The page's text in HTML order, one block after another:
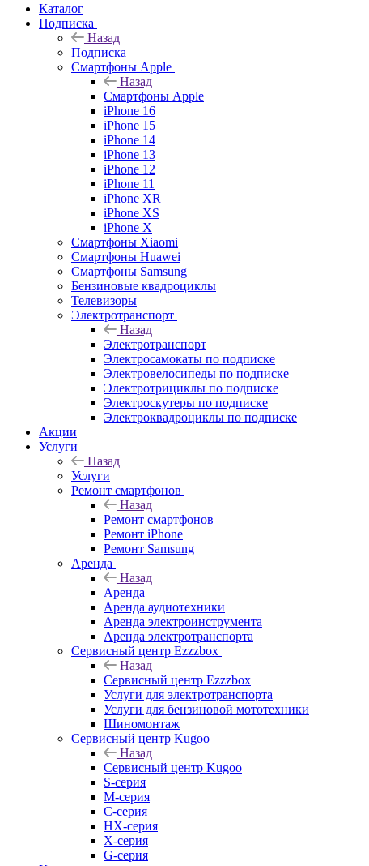
Каталог
Подписка
Назад
Подписка
Смартфоны Apple
Назад
Смартфоны Apple
iPhone 16
iPhone 15
iPhone 14
iPhone 13
iPhone 12
iPhone 11
iPhone XR
iPhone XS
iPhone X
Смартфоны Xiaomi
Смартфоны Huawei
Смартфоны Samsung
Бензиновые квадроциклы
Телевизоры
Электротранспорт
Назад
Электротранспорт
Электросамокаты по подписке
Электровелосипеды по подписке
Электротрициклы по подписке
Электроскутеры по подписке
Электроквадроциклы по подписке
Акции
Услуги
Назад
Услуги
Ремонт смартфонов
Назад
Ремонт смартфонов
Ремонт iPhone
Ремонт Samsung
Аренда
Назад
Аренда
Аренда аудиотехники
Аренда электроинструмента
Аренда электротранспорта
Сервисный центр Ezzzbox
Назад
Сервисный центр Ezzzbox
Услуги для электротранспорта
Услуги для бензиновой мототехники
Шиномонтаж
Сервисный центр Kugoo
Назад
Сервисный центр Kugoo
S-cерия
M-серия
С-серия
HX-серия
X-серия
G-серия